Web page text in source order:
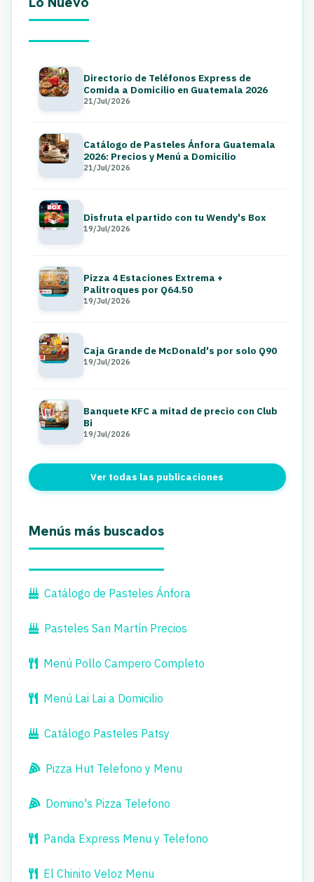
Directorio de Teléfonos Express de
Comida a Domicilio en Guatemala 2026
21/Jul/2026
Catálogo de Pasteles Ánfora Guatemala
2026: Precios y Menú a Domicilio
21/Jul/2026
Disfruta el partido con tu Wendy's Box
19/Jul/2026
Pizza 4 Estaciones Extrema +
Palitroques por Q64.50
19/Jul/2026
Caja Grande de McDonald's por solo Q90
19/Jul/2026
Banquete KFC a mitad de precio con Club
Bi
19/Jul/2026
Ver todas las publicaciones
Menús más buscados
Catálogo de Pasteles Ánfora
Pasteles San Martín Precios
Menú Pollo Campero Completo
Menú Lai Lai a Domicilio
Catálogo Pasteles Patsy
Pizza Hut Telefono y Menu
Domino's Pizza Telefono
Panda Express Menu y Telefono
El Chinito Veloz Menu